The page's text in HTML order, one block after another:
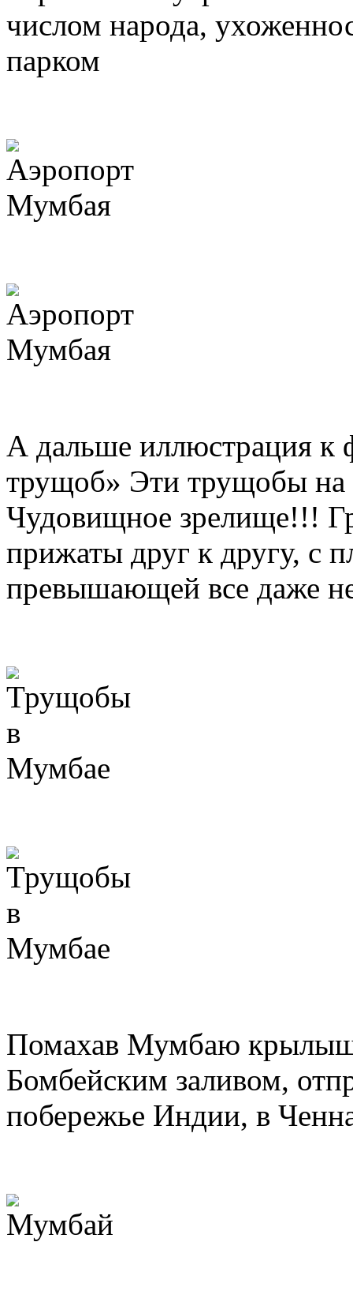
числом народа,
парком
А дальше иллюстрация
трущоб» Эти трущобы на
Чудовищное зрелище!!!
прижаты друг к другу, с
превышающей все даже
Помахав Мумбаю
Бомбейским заливом,
побережье Индии, в